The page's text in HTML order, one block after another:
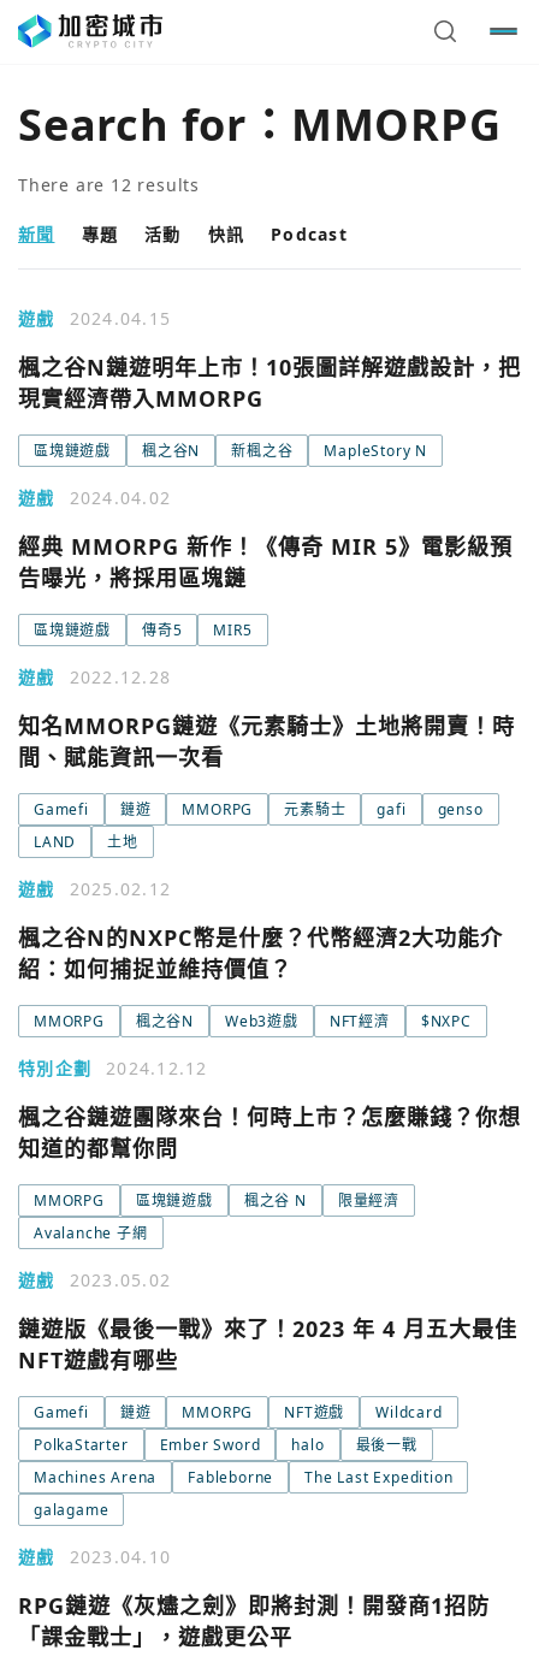
Search for： MMORPG
There are 12 results
新聞 專題 活動 快訊 Podcast
遊戲 2024.04.15
楓之谷N鏈遊明年上市！10張圖詳解遊戲設計，把
現實經濟帶入MMORPG
區塊鏈遊戲 楓之谷N 新楓之谷 MapleStory N
遊戲 2024.04.02
經典 MMORPG 新作！《傳奇 MIR 5》電影級預
告曝光，將採用區塊鏈
區塊鏈遊戲 傳奇5 MIR5
遊戲 2022.12.28
知名MMORPG鏈遊《元素騎士》土地將開賣！時
間、賦能資訊一次看
Gamefi 鏈遊 MMORPG 元素騎士 gafi
genso
LAND
土地
遊戲 2025.02.12
楓之谷N的NXPC幣是什麼？代幣經濟2大功能介
紹：如何捕捉並維持價值？
MMORPG 楓之谷N Web3遊戲 NFT經濟 $NXPC
特別企劃 2024.12.12
楓之谷鏈遊團隊來台！何時上市？怎麼賺錢？你想
知道的都幫你問
MMORPG 區塊鏈遊戲 楓之谷 N
限量經濟
Avalanche 子網
遊戲 2023.05.02
鏈遊版《最後一戰》來了！2023 年 4 月五大最佳
NFT遊戲有哪些
Gamefi 鏈遊 MMORPG NFT遊戲
Wildcard
PolkaStarter
Ember Sword halo
最後一戰
Machines Arena
Fableborne
The Last Expedition
galagame
遊戲 2023.04.10
RPG鏈遊《灰燼之劍》即將封測！開發商1招防
「課金戰士」，遊戲更公平
Google